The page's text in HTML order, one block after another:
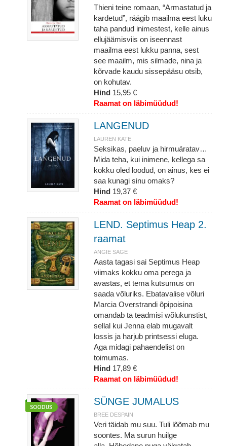
Thieni teine romaan, “Armastatud ja
kardetud”, räägib maailma eest luku
taha pandud inimestest, kelle ainus
ellujäämisviis on iseennast
maailma eest lukku panna, sest
see maailm, mis silmade, nina ja
kõrvade kaudu sissepääsu otsib,
on kohutav.
Hind 15,95 €
Raamat on läbimüüdud!
LANGENUD
LAUREN KATE
Seksikas, paeluv ja hirmuäratav…
Mida teha, kui inimene, kellega sa
kokku oled loodud, on ainus, kes ei
saa kunagi sinu omaks?
Hind 19,37 €
Raamat on läbimüüdud!
LEND. Septimus Heap 2.
raamat
ANGIE SAGE
Aasta tagasi sai Septimus Heap
viimaks kokku oma perega ja
avastas, et tema kutsumus on
saada võluriks. Ebatavalise võluri
Marcia Overstrandi õpipoisina
omandab ta teadmisi wõlukunstist,
sellal kui Jenna elab mugavalt
lossis ja harjub printsessi eluga.
Aga midagi pahaendelist on
toimumas.
Hind 17,89 €
Raamat on läbimüüdud!
SÜNGE JUMALUS
BREE DESPAIN
Veri täidab mu suu. Tuli lõõmab mu
soontes. Ma surun huilge